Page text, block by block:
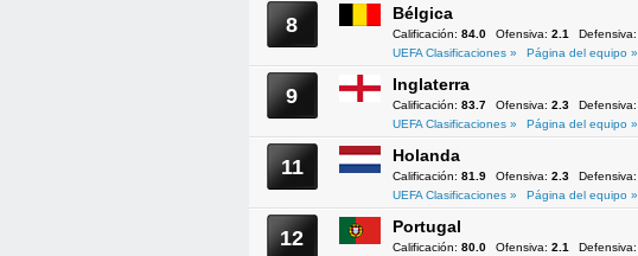
8 Bélgica
Calificación: 84.0 Ofensiva: 2.1 Defensiva:
UEFA Clasificaciones »
Página del equipo »
9 Inglaterra
Calificación: 83.7 Ofensiva: 2.3 Defensiva:
UEFA Clasificaciones »
Página del equipo »
11 Holanda
Calificación: 81.9 Ofensiva: 2.3 Defensiva:
UEFA Clasificaciones »
Página del equipo »
12 Portugal
Calificación: 80.0 Ofensiva: 2.1 Defensiva: